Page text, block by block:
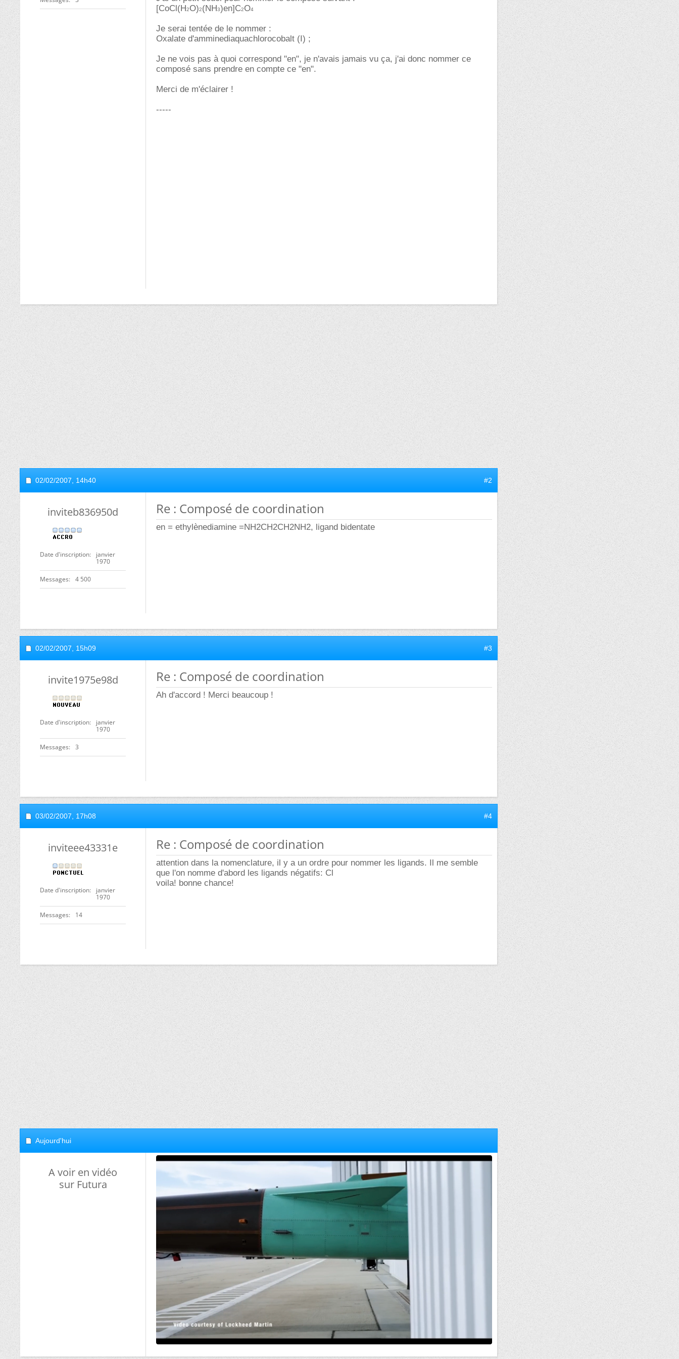
[CoCl(H2O)2(NH3)en]C2O4
Je serai tentée de le nommer :
Oxalate d'amminediaquachlorocobalt (I) ;
Je ne vois pas à quoi correspond "en", je n'avais jamais vu ça, j'ai donc nommer ce
composé sans prendre en compte ce "en".
Merci de m'éclairer !
-----
02/02/2007, 14h40 #2
inviteb836950d
Date d'inscription
janvier
1970
Messages 4 500
Re : Composé de coordination
en = ethylènediamine =NH2CH2CH2NH2, ligand bidentate
02/02/2007, 15h09 #3
invite1975e98d
Date d'inscription
janvier
1970
Messages 3
Re : Composé de coordination
Ah d'accord ! Merci beaucoup !
03/02/2007, 17h08 #4
inviteee43331e
Date d'inscription
janvier
1970
Messages 14
Re : Composé de coordination
attention dans la nomenclature, il y a un ordre pour nommer les ligands. Il me semble
que l'on nomme d'abord les ligands négatifs: Cl
voila! bonne chance!
Aujourd'hui
A voir en vidéo
sur Futura